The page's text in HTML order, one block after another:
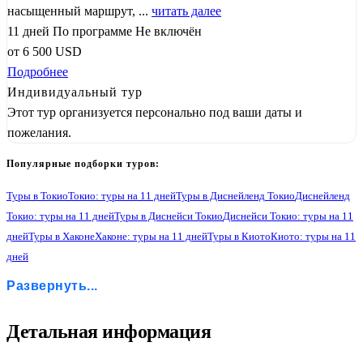
3
насыщенный маршрут, ... читать далее
11 дней По программе Не включён
от 6 500 USD
Подробнее
Индивидуальный тур
Этот тур организуется персонально под ваши даты и
пожелания.
Популярные подборки туров:
Туры в ТокиоТокио: туры на 11 днейТуры в Диснейленд ТокиоДиснейленд
Токио: туры на 11 днейТуры в Диснейси ТокиоДиснейси Токио: туры на 11
днейТуры в ХаконеХаконе: туры на 11 днейТуры в КиотоКиото: туры на 11
дней
Туры в Остров Одайбу
Туры в Одайбу
Одайба: туры на 11 дней
Камакура: туры на 11 днейТуры в ЙокгаомуЙокгаома: туры на 11 дней
Развернуть...
Детальная информация